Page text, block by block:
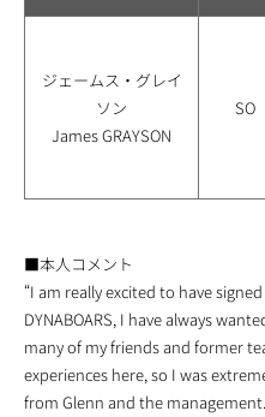
ジェームス・グレイ
ソン
James GRAYSON
SO
■本人コメント
“I am really excited to have
DYNABOARS, I have always
many of my friends and former
experiences here, so I was
from Glenn and the management.